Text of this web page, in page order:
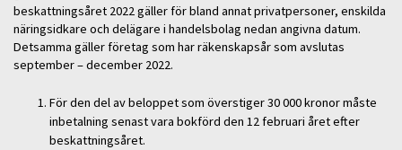
beskattningsåret 2022 gäller för bland annat privatpersoner, enskilda
näringsidkare och delägare i handelsbolag nedan angivna datum.
Detsamma gäller företag som har räkenskapsår som avslutas
september – december 2022.
För den del av beloppet som överstiger 30 000 kronor måste
inbetalning senast vara bokförd den 12 februari året efter
beskattningsåret.